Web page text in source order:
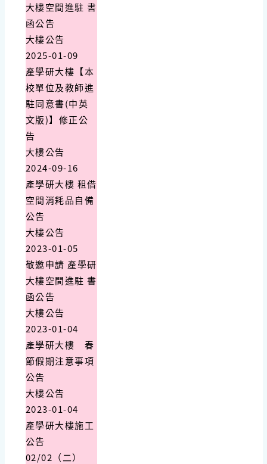
大樓空間進駐 書
函公告
大樓公告
2025-01-09
產學研大樓【本
校單位及教師進
駐同意書(中英
文版)】修正公
告
大樓公告
2024-09-16
產學研大樓 租借
空間消耗品自備
公告
大樓公告
2023-01-05
敬邀申請 產學研
大樓空間進駐 書
函公告
大樓公告
2023-01-04
產學研大樓 春
節假期注意事項
公告
大樓公告
2023-01-04
產學研大樓施工
公告
02/02（二）